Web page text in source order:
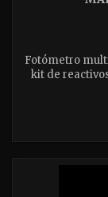
Fotómetro
kit de
(RB), Po4,